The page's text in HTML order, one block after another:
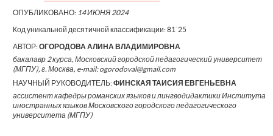
ОПУБЛИКОВАНО: 14 ИЮНЯ 2024
Код уникальной десятичной классификации:81`25
АВТОР:ОГОРОДОВА АЛИНА ВЛАДИМИРОВНА
бакалавр 2 курса, Московский городской педагогический университет
(МГПУ), г. Москва, e-mail: ogorodoval@gmail.com
НАУЧНЫЙ РУКОВОДИТЕЛЬ:ФИНСКАЯ ТАИСИЯ ЕВГЕНЬЕВНА
ассистент кафедры романских языков и лингводидактики Института
иностранных языков Московского городского педагогического
университета (МГПУ)